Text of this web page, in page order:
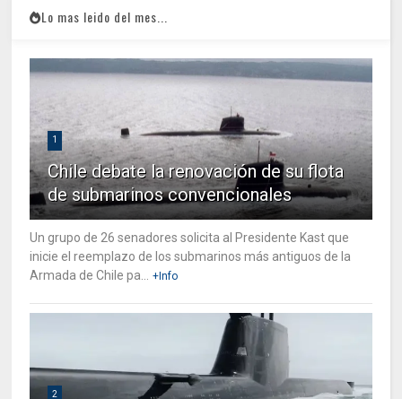
Lo mas leido del mes...
1
Chile debate la renovación de su flota
de submarinos convencionales
Un grupo de 26 senadores solicita al Presidente Kast que
inicie el reemplazo de los submarinos más antiguos de la
Armada de Chile pa...
+Info
2